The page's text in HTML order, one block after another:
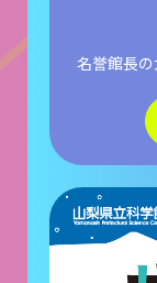
名誉館長